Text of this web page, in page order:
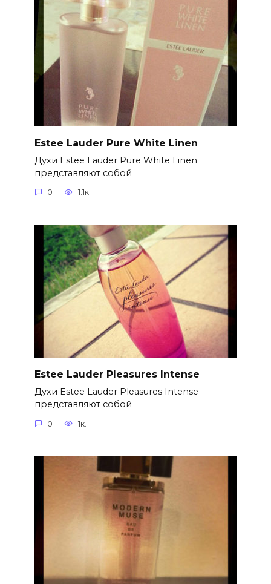
Estee Lauder Pure White Linen
Духи Estee Lauder Pure White Linen
представляют собой
0 1.1к.
Estee Lauder Pleasures Intense
Духи Estee Lauder Pleasures Intense
представляют собой
0 1к.